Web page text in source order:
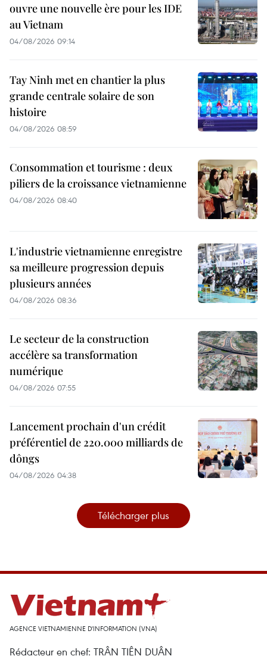
ouvre une nouvelle ère pour les IDE
au Vietnam
04/08/2026 09:14
Tay Ninh met en chantier la plus
grande centrale solaire de son
histoire
04/08/2026 08:59
Consommation et tourisme : deux
piliers de la croissance vietnamienne
04/08/2026 08:40
L'industrie vietnamienne enregistre
sa meilleure progression depuis
plusieurs années
04/08/2026 08:36
Le secteur de la construction
accélère sa transformation
numérique
04/08/2026 07:55
Lancement prochain d'un crédit
préférentiel de 220.000 milliards de
dôngs
04/08/2026 04:38
Télécharger plus
AGENCE VIETNAMIENNE D'INFORMATION (VNA)
Rédacteur en chef: TRÂN TIÊN DUÂN